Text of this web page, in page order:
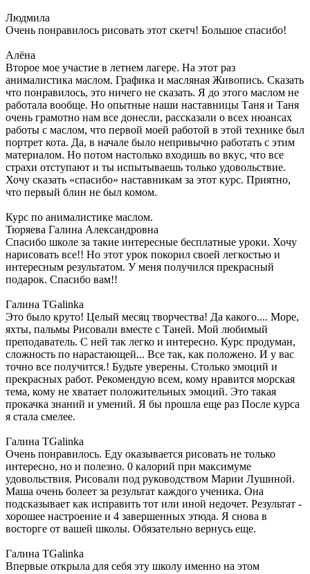
Людмила
Очень понравилось рисовать этот скетч! Большое спасибо!
Алёна
Второе мое участие в летнем лагере. На этот раз
анималистика маслом. Графика и масляная Живопись. Сказать
что понравилось, это ничего не сказать. Я до этого маслом не
работала вообще. Но опытные наши наставницы Таня и Таня
очень грамотно нам все донесли, рассказали о всех нюансах
работы с маслом, что первой моей работой в этой технике был
портрет кота. Да, в начале было непривычно работать с этим
материалом. Но потом настолько входишь во вкус, что все
страхи отступают и ты испытываешь только удовольствие.
Хочу сказать «спасибо» наставникам за этот курс. Приятно,
что первый блин не был комом.
Курс по анималистике маслом.
Тюряева Галина Александровна
Спасибо школе за такие интересные бесплатные уроки. Хочу
нарисовать все!! Но этот урок покорил своей легкостью и
интересным результатом. У меня получился прекрасный
подарок. Спасибо вам!!
Галина TGalinka
Это было круто! Целый месяц творчества! Да какого.... Море,
яхты, пальмы Рисовали вместе с Таней. Мой любимый
преподаватель. С ней так легко и интересно. Курс продуман,
сложность по нарастающей... Все так, как положено. И у вас
точно все получится.! Будьте уверены. Столько эмоций и
прекрасных работ. Рекомендую всем, кому нравится морская
тема, кому не хватает положительных эмоций. Это такая
прокачка знаний и умений. Я бы прошла еще раз После курса
я стала смелее.
Галина TGalinka
Очень понравилось. Еду оказывается рисовать не только
интересно, но и полезно. 0 калорий при максимуме
удовольствия. Рисовали под руководством Марии Лушиной.
Маша очень болеет за результат каждого ученика. Она
подсказывает как исправить тот или иной недочет. Результат -
хорошее настроение и 4 завершенных этюда. Я снова в
восторге от вашей школы. Обязательно вернусь еще.
Галина TGalinka
Впервые открыла для себя эту школу именно на этом